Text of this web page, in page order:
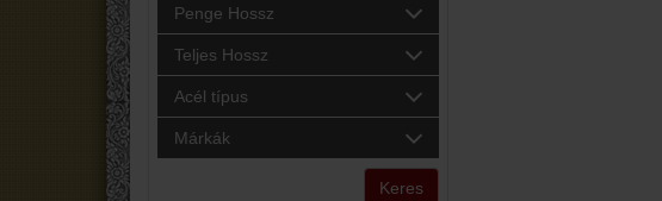
Penge Hossz
Teljes Hossz
Acél típus
Márkák
Keres